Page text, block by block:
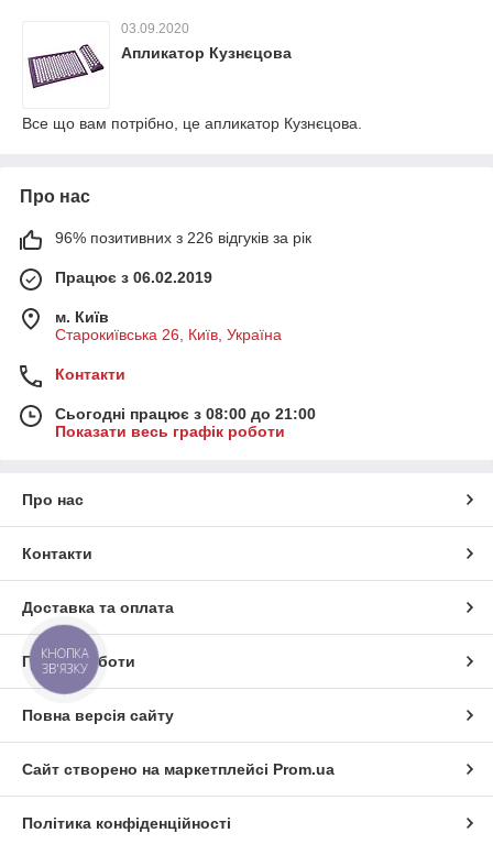
03.09.2020
Апликатор Кузнєцова
Все що вам потрібно, це апликатор Кузнєцова.
Про нас
96% позитивних з 226 відгуків за рік
Працює з 06.02.2019
м. Київ
Старокиївська 26, Київ, Україна
Контакти
Сьогодні працює з 08:00 до 21:00
Показати весь графік роботи
Про нас
Контакти
Доставка та оплата
Графік роботи
Повна версія сайту
Сайт створено на маркетплейсі Prom.ua
Політика конфіденційності
КНОПКА
ЗВ'ЯЗКУ